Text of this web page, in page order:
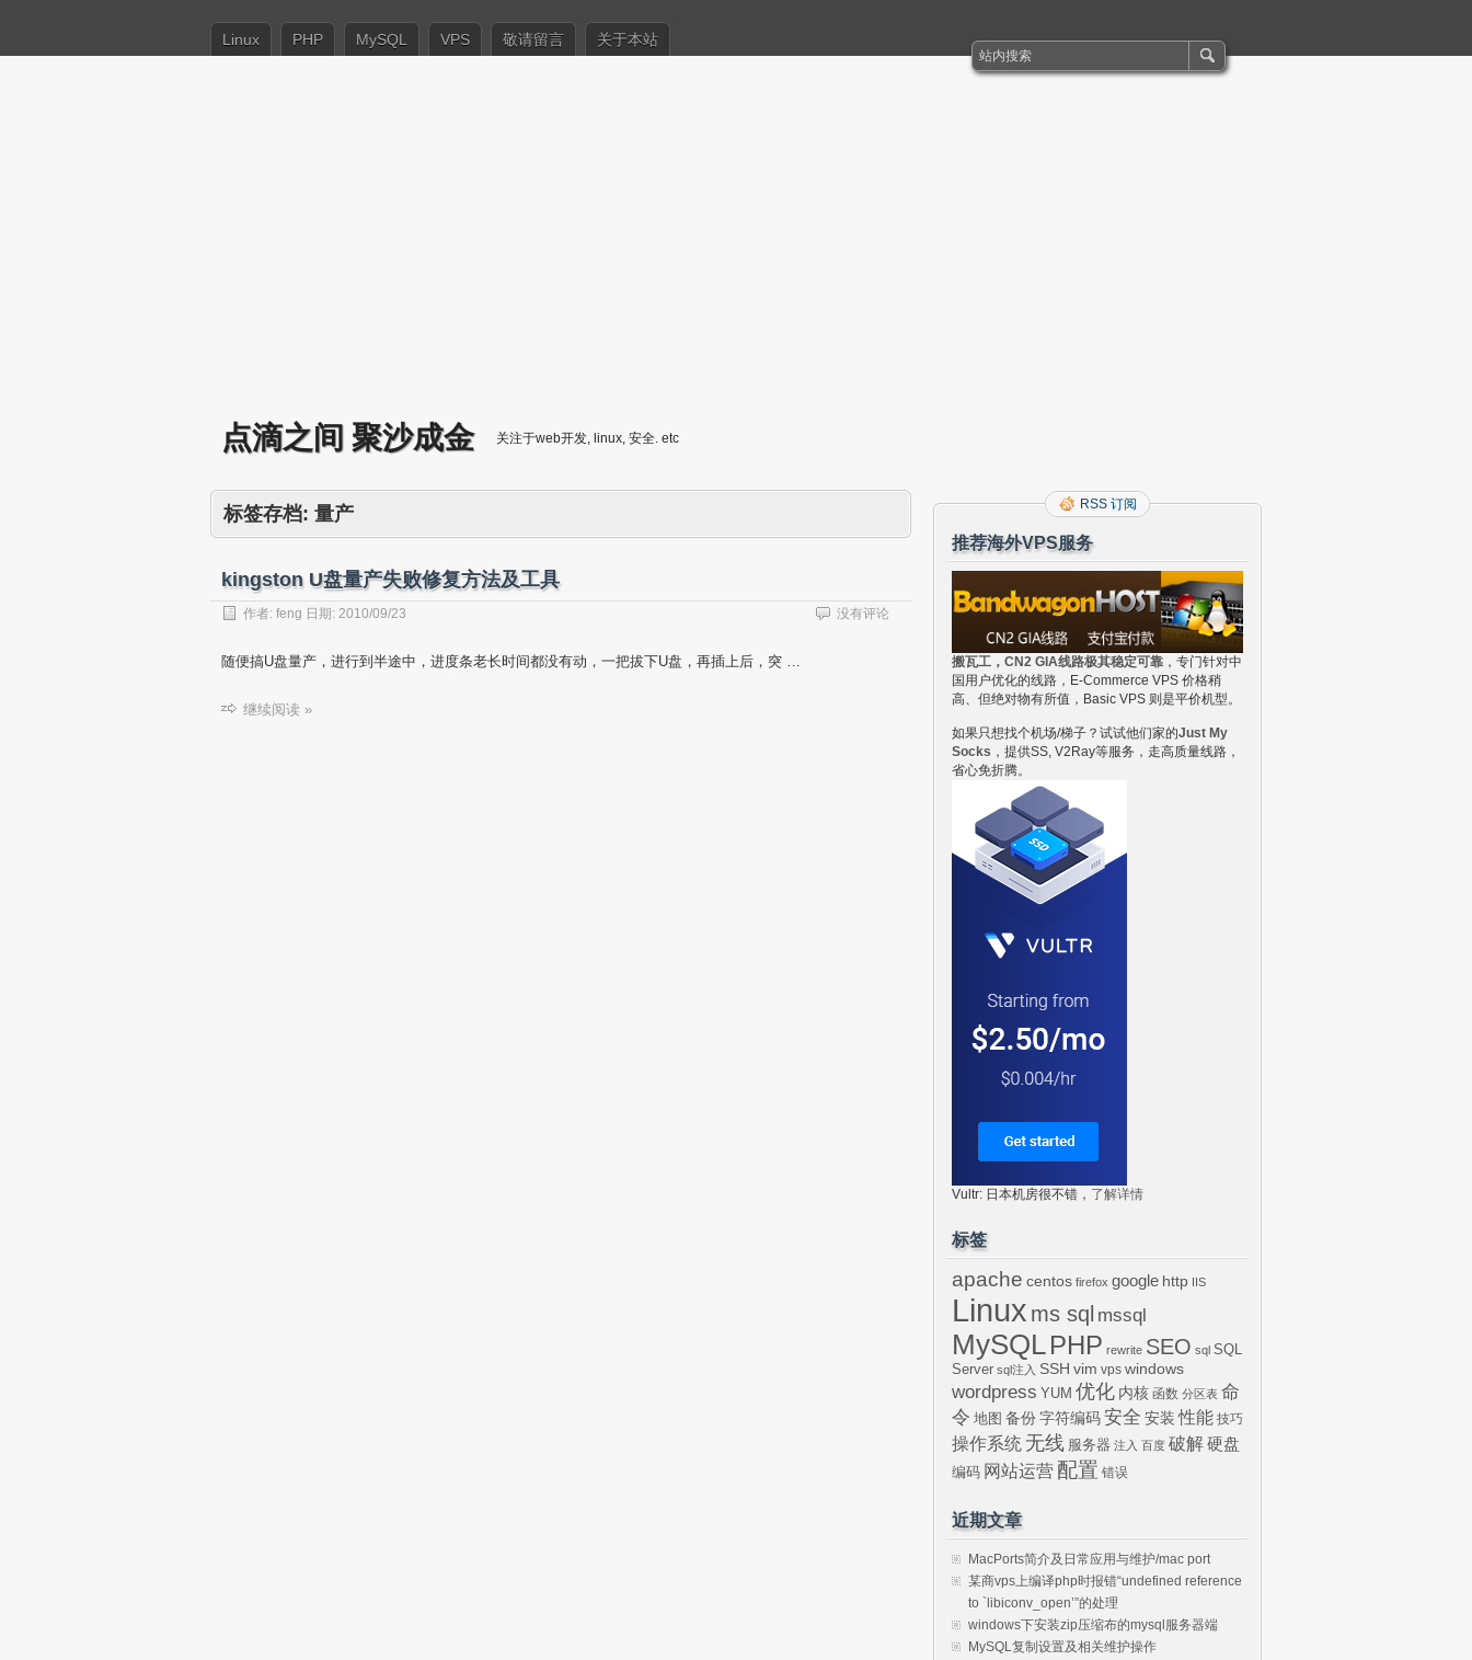
Linux PHP MySQL VPS 敬请留言 关于本站
点滴之间 聚沙成金 关注于web开发, linux, 安全. etc
标签存档: 量产
kingston U盘量产失败修复方法及工具
作者: feng 日期: 2010/09/23 没有评论
随便搞U盘量产，进行到半途中，进度条老长时间都没有动，一把拔下U盘，再插上后，突 …
继续阅读 »
RSS 订阅
推荐海外VPS服务
搬瓦工，CN2 GIA线路极其稳定可靠 ，专门针对中
国用户优化的线路，E-Commerce VPS 价格稍
高、但绝对物有所值，Basic VPS 则是平价机型。
如果只想找个机场/梯子？试试他们家的Just My
Socks ，提供SS, V2Ray等服务，走高质量线路，
省心免折腾。
Vultr: 日本机房很不错， 了解详情
标签
apache centos firefox google http IIS
Linux ms sql mssql
MySQLPHP rewrite SEO sql SQL
Server sql注入 SSH vim vps windows
wordpress YUM 优化 内核 函数 分区表 命
令 地图 备份 字符编码 安全 安装 性能 技巧
操作系统 无线 服务器 注入 百度 破解硬盘
编码 网站运营 配置 错误
近期文章
MacPorts简介及日常应用与维护/mac port
某商vps上编译php时报错“undefined reference
to `libiconv_open’”的处理
windows下安装zip压缩布的mysql服务器端
MySQL复制设置及相关维护操作